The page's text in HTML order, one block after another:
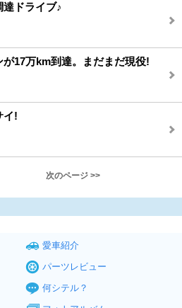
達ドライブ♪
が17万km到達。まだまだ現役!
イ!
次のページ >>
愛車紹介
パーツレビュー
何シテル？